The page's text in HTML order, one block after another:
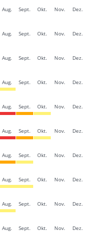
Aug. Sept. Okt. Nov. Dez.
Aug. Sept. Okt. Nov. Dez.
Aug. Sept. Okt. Nov. Dez.
Aug. Sept. Okt. Nov. Dez.
Aug. Sept. Okt. Nov. Dez.
Aug. Sept. Okt. Nov. Dez.
Aug. Sept. Okt. Nov. Dez.
Aug. Sept. Okt. Nov. Dez.
Aug. Sept. Okt. Nov. Dez.
Aug. Sept. Okt. Nov. Dez.